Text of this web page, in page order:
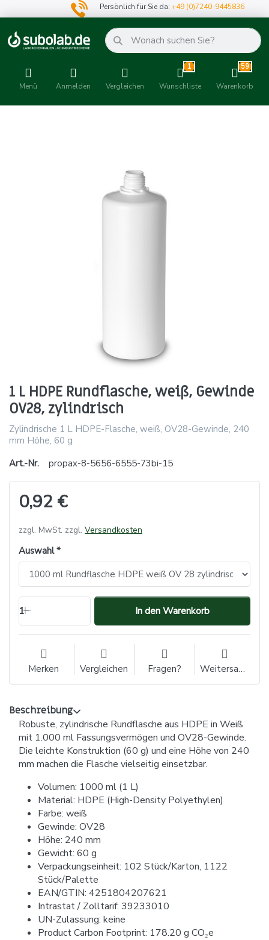
Persönlich für Sie da:+49 (0)7240-9445836
Menü Anmelden Vergleichen
1
Wunschliste
59
Warenkorb
1 L HDPE Rundflasche, weiß, Gewinde
OV28, zylindrisch
Zylindrische 1 L HDPE-Flasche, weiß, OV28-Gewinde, 240
mm Höhe, 60 g
Art.-Nr.
propax-8-5656-6555-73bi-15
0,92 €
zzgl. MwSt. zzgl. Versandkosten
Auswahl
1 In den Warenkorb
Merken Vergleichen Fragen? Weitersagen
Beschreibung
Robuste, zylindrische Rundflasche aus HDPE in Weiß
mit 1.000 ml Fassungsvermögen und OV28-Gewinde.
Die leichte Konstruktion (60 g) und eine Höhe von 240
mm machen die Flasche vielseitig einsetzbar.
Volumen: 1000 ml (1 L)
Material: HDPE (High-Density Polyethylen)
Farbe: weiß
Gewinde: OV28
Höhe: 240 mm
Gewicht: 60 g
Verpackungseinheit: 102 Stück/Karton, 1122
Stück/Palette
EAN/GTIN: 4251804207621
Intrastat / Zolltarif: 39233010
UN-Zulassung: keine
Product Carbon Footprint: 178.20 g CO₂e